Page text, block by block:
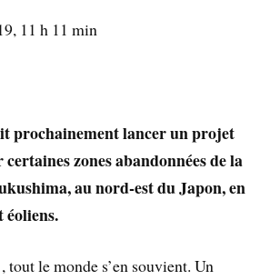
11 h 11 min
prochainement lancer un projet
zones abandonnées de la
au nord-est du Japon, en
éoliens.
tout le monde s’en souvient. Un